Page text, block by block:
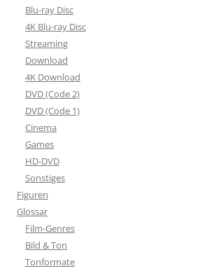
Blu-ray Disc
4K Blu-ray Disc
Streaming
Download
4K Download
DVD (Code 2)
DVD (Code 1)
Cinema
Games
HD-DVD
Sonstiges
Figuren
Glossar
Film-Genres
Bild & Ton
Tonformate